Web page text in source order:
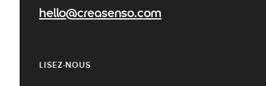
hello@creasenso.com
LISEZ-NOUS